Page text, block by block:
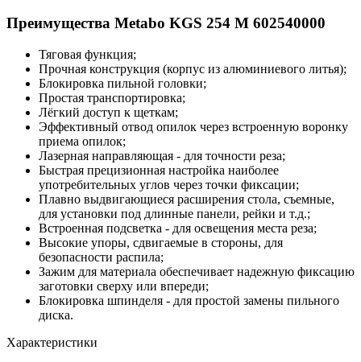
Преимущества Metabo KGS 254 M 602540000
Тяговая функция;
Прочная конструкция (корпус из алюминиевого литья);
Блокировка пильной головки;
Простая транспортировка;
Лёгкий доступ к щеткам;
Эффективный отвод опилок через встроенную воронку
приема опилок;
Лазерная направляющая - для точности реза;
Быстрая прецизионная настройка наиболее
употребительных углов через точки фиксации;
Плавно выдвигающиеся расширения стола, съемные,
для установки под длинные панели, рейки и т.д.;
Встроенная подсветка - для освещения места реза;
Высокие упоры, сдвигаемые в стороны, для
безопасности распила;
Зажим для материала обеспечивает надежную фиксацию
заготовки сверху или впереди;
Блокировка шпинделя - для простой замены пильного
диска.
Характеристики